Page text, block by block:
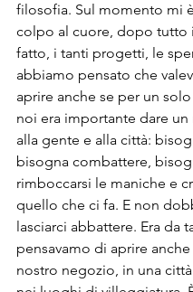
filosofia. Sul momento mi
colpo al cuore, dopo tutto
fatto, i tanti progetti, le
abbiamo pensato che
aprire anche se per un
noi era importante dare un
alla gente e alla città:
bisogna combattere,
rimboccarsi le maniche e
quello che ci fa. E non
lasciarci abbattere. Era da
pensavamo di aprire
nostro negozio, in una